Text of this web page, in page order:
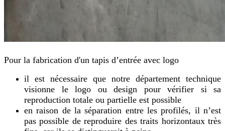
Pour la fabrication d'un tapis d’entrée avec logo
il est nécessaire que notre département technique
visionne le logo ou design pour vérifier si sa
reproduction totale ou partielle est possible
en raison de la séparation entre les profilés, il n’est
pas possible de reproduire des traits horizontaux très